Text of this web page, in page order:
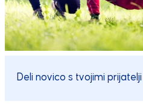
Deli novico s tvojimi prijatelji